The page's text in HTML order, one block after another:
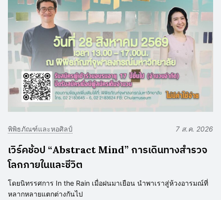
พิพิธภัณฑ์และหอศิลป์ 7 ส.ค. 2026
เวิร์คช้อป “Abstract Mind” การเดินทางสำรวจ
โลกภายในและชีวิต
โดยนิทรรศการ In the Rain เมื่อฝนมาเยือน นำพาเราสู่ห้วงอารมณ์ที่
หลากหลายแตกต่างกันไป